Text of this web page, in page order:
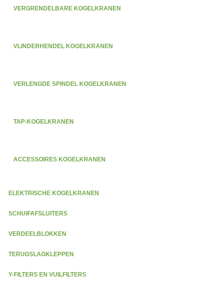
VERGRENDELBARE KOGELKRANEN
VLINDERHENDEL KOGELKRANEN
VERLENGDE SPINDEL KOGELKRANEN
TAP-KOGELKRANEN
ACCESSOIRES KOGELKRANEN
ELEKTRISCHE KOGELKRANEN
SCHUIFAFSLUITERS
VERDEELBLOKKEN
TERUGSLAGKLEPPEN
Y-FILTERS EN VUILFILTERS